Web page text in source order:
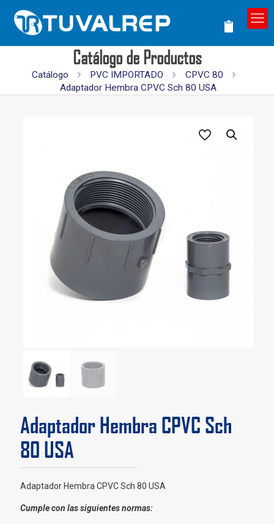
Catálogo de Productos
Catálogo PVC IMPORTADO
CPVC 80
Adaptador Hembra CPVC Sch 80 USA
Adaptador Hembra CPVC Sch
80 USA
Adaptador Hembra CPVC Sch 80 USA
Cumple con las siguientes normas: